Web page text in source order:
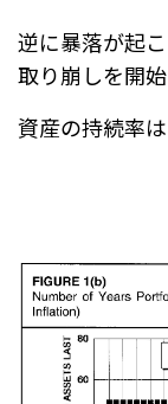
逆に暴落が起
取り崩しを開始
資産の持続率